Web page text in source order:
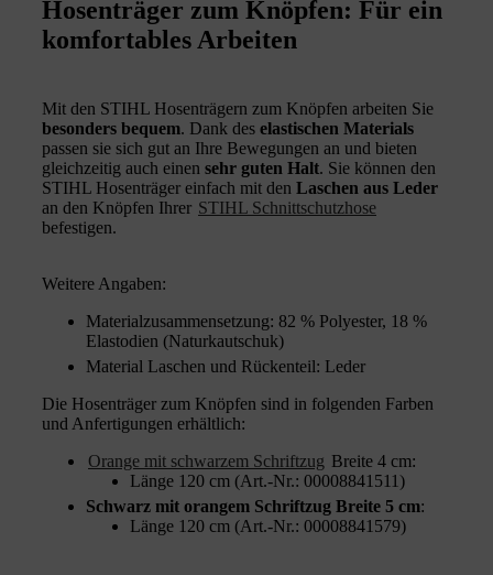
Hosenträger zum Knöpfen: Für ein
komfortables Arbeiten
Mit den STIHL Hosenträgern zum Knöpfen arbeiten Sie
besonders bequem. Dank des elastischen Materials
passen sie sich gut an Ihre Bewegungen an und bieten
gleichzeitig auch einen sehr guten Halt. Sie können den
STIHL Hosenträger einfach mit den Laschen aus Leder
an den Knöpfen Ihrer STIHL Schnittschutzhose
befestigen.
Weitere Angaben:
Materialzusammensetzung: 82 % Polyester, 18 %
Elastodien (Naturkautschuk)
Material Laschen und Rückenteil: Leder
Die Hosenträger zum Knöpfen sind in folgenden Farben
und Anfertigungen erhältlich:
Orange mit schwarzem Schriftzug Breite 4 cm:
Länge 120 cm (Art.-Nr.: 00008841511)
Schwarz mit orangem Schriftzug Breite 5 cm:
Länge 120 cm (Art.-Nr.: 00008841579)